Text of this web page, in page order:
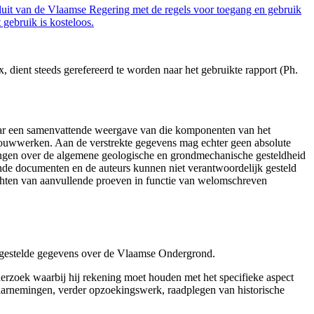
van de Vlaamse Regering met de regels voor toegang en gebruik
is kosteloos.
steeds gerefereerd te worden naar het gebruikte rapport (Ph.
samenvattende weergave van die komponenten van het
Aan de verstrekte gegevens mag echter geen absolute
over de algemene geologische en grondmechanische gesteldheid
documenten en de auteurs kunnen niet verantwoordelijk gesteld
van aanvullende proeven in functie van welomschreven
gegevens over de Vlaamse Ondergrond.
waarbij hij rekening moet houden met het specifieke aspect
verder opzoekingswerk, raadplegen van historische